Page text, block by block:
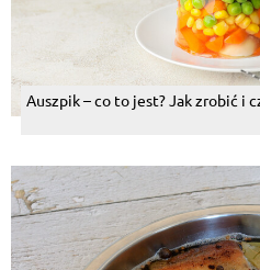
Auszpik – co to jest? Jak zrobić i